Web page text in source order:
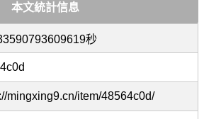
本文統計信息
秒
mingxing9.cn/item/48564c0d/